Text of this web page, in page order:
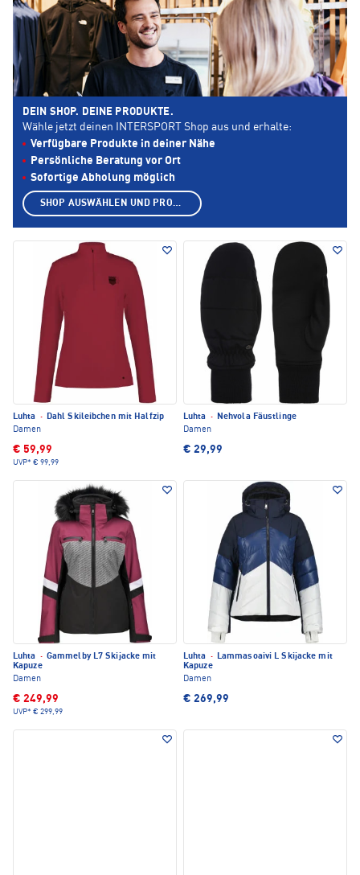
Luhta · Dahl Skileibchen mit Halfzip
Damen
€ 59,99
UVP* € 99,99
Luhta · Nehvola Fäustlinge
Damen
€ 29,99
Luhta · Gammelby L7 Skijacke mit
Kapuze
Damen
€ 249,99
UVP* € 299,99
Luhta · Lammasoaivi L Skijacke mit
Kapuze
Damen
€ 269,99
DEIN SHOP. DEINE PRODUKTE.
Wähle jetzt deinen INTERSPORT Shop aus und erhalte:
Verfügbare Produkte in deiner Nähe
Persönliche Beratung vor Ort
Sofortige Abholung möglich
SHOP AUSWÄHLEN UND PRODUKTE ANZEIGEN